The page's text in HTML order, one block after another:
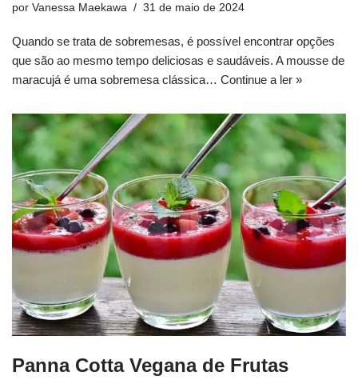
por Vanessa Maekawa 31 de maio de 2024
Quando se trata de sobremesas, é possível encontrar opções
que são ao mesmo tempo deliciosas e saudáveis. A mousse de
maracujá é uma sobremesa clássica… Continue a ler »
Panna Cotta Vegana de Frutas